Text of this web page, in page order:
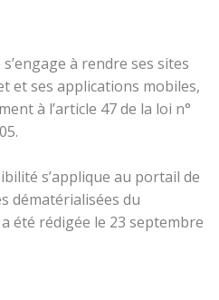
à rendre ses sites
et ses applications mobiles,
à l’article 47 de la loi n°
s’applique au portail de
dématérialisées du
été rédigée le 23 septembre